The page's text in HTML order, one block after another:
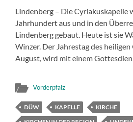
Lindenberg – Die Cyriakuskapelle
Jahrhundert aus und in den
Lindenberg gebaut. Heute ist sie
Winzer. Der Jahrestag des heiligen
August, wird mit einem
Vorderpfalz
DÜW KAPELLE
KIRCHE